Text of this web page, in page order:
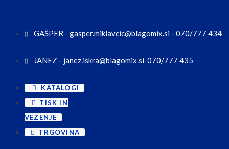
GAŠPER - gasper.miklavcic@blagomix.si - 070/777 434
JANEZ - janez.iskra@blagomix.si-070/777 435
KATALOGI
TISK IN
VEZENJE
TRGOVINA